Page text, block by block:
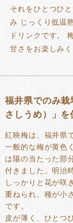
それをひとつひ
み じっくり低温
ドリンクです。
甘さをお楽しみく
福井県でのみ栽
さしうめ）」を
紅映梅は、福井県
一般的な梅が黄色
は陽の当たった部
付きました。明治
しっかりと花が咲
重ねられ、種が小
です。
皮が薄く、ひとつ